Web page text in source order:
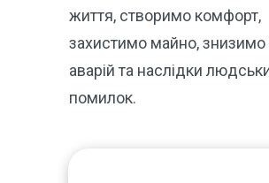
життя, створимо комфорт,
захистимо майно, знизимо
аварій та наслідки
помилок.